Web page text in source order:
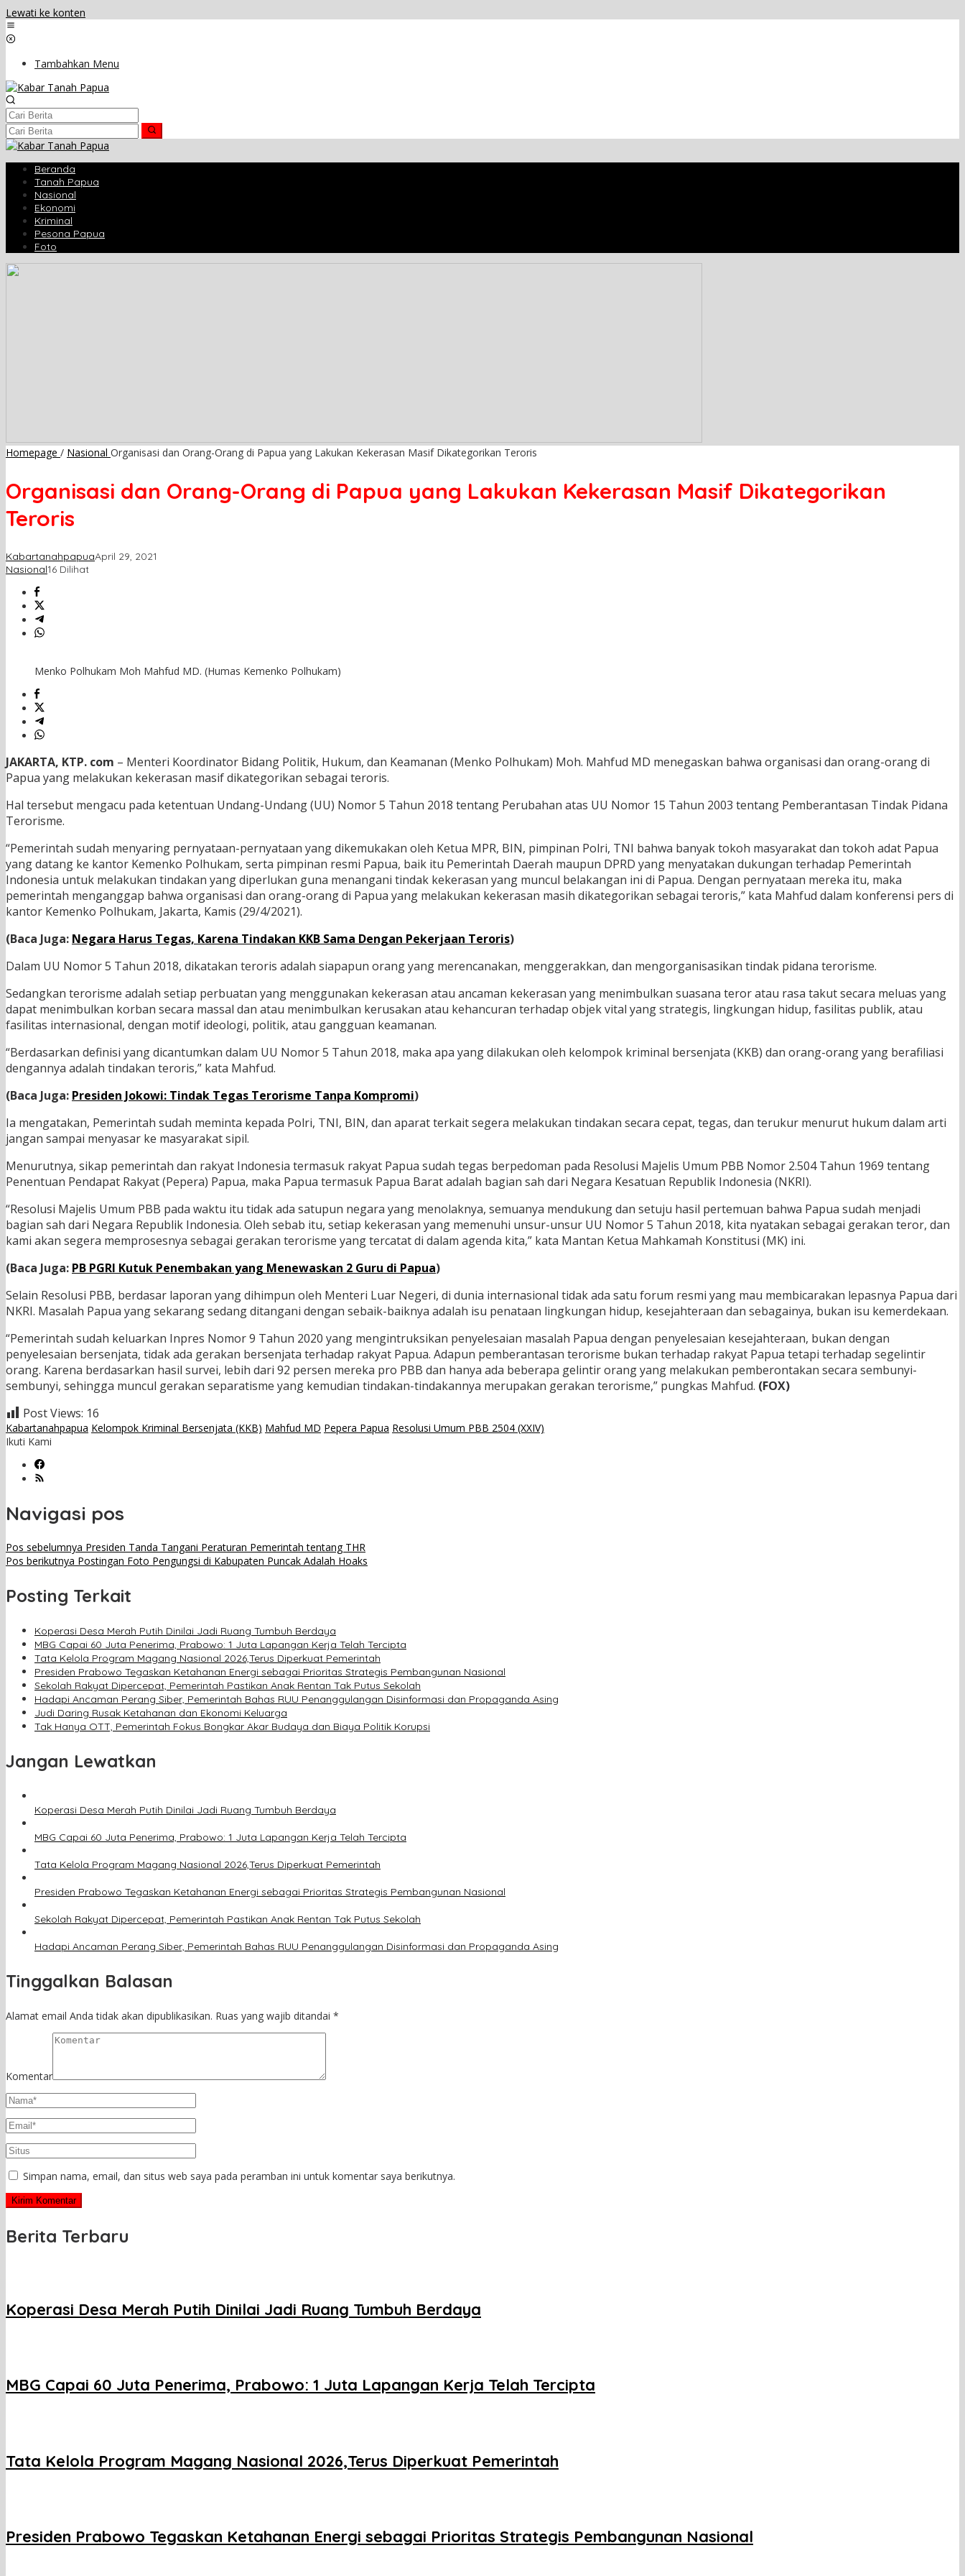
Lewati ke konten
Tambahkan Menu
Beranda
Tanah Papua
Nasional
Ekonomi
Kriminal
Pesona Papua
Foto
Homepage / Nasional Organisasi dan Orang-Orang di Papua yang Lakukan Kekerasan Masif Dikategorikan Teroris
Organisasi dan Orang-Orang di Papua yang Lakukan Kekerasan Masif Dikategorikan
Teroris
KabartanahpapuaApril 29, 2021
Nasional16 Dilihat
Menko Polhukam Moh Mahfud MD. (Humas Kemenko Polhukam)
JAKARTA, KTP. com – Menteri Koordinator Bidang Politik, Hukum, dan Keamanan (Menko Polhukam) Moh. Mahfud MD menegaskan bahwa organisasi dan orang-orang di
Papua yang melakukan kekerasan masif dikategorikan sebagai teroris.
Hal tersebut mengacu pada ketentuan Undang-Undang (UU) Nomor 5 Tahun 2018 tentang Perubahan atas UU Nomor 15 Tahun 2003 tentang Pemberantasan Tindak Pidana
Terorisme.
“Pemerintah sudah menyaring pernyataan-pernyataan yang dikemukakan oleh Ketua MPR, BIN, pimpinan Polri, TNI bahwa banyak tokoh masyarakat dan tokoh adat Papua
yang datang ke kantor Kemenko Polhukam, serta pimpinan resmi Papua, baik itu Pemerintah Daerah maupun DPRD yang menyatakan dukungan terhadap Pemerintah
Indonesia untuk melakukan tindakan yang diperlukan guna menangani tindak kekerasan yang muncul belakangan ini di Papua. Dengan pernyataan mereka itu, maka
pemerintah menganggap bahwa organisasi dan orang-orang di Papua yang melakukan kekerasan masih dikategorikan sebagai teroris,” kata Mahfud dalam konferensi pers di
kantor Kemenko Polhukam, Jakarta, Kamis (29/4/2021).
(Baca Juga: Negara Harus Tegas, Karena Tindakan KKB Sama Dengan Pekerjaan Teroris)
Dalam UU Nomor 5 Tahun 2018, dikatakan teroris adalah siapapun orang yang merencanakan, menggerakkan, dan mengorganisasikan tindak pidana terorisme.
Sedangkan terorisme adalah setiap perbuatan yang menggunakan kekerasan atau ancaman kekerasan yang menimbulkan suasana teror atau rasa takut secara meluas yang
dapat menimbulkan korban secara massal dan atau menimbulkan kerusakan atau kehancuran terhadap objek vital yang strategis, lingkungan hidup, fasilitas publik, atau
fasilitas internasional, dengan motif ideologi, politik, atau gangguan keamanan.
“Berdasarkan definisi yang dicantumkan dalam UU Nomor 5 Tahun 2018, maka apa yang dilakukan oleh kelompok kriminal bersenjata (KKB) dan orang-orang yang berafiliasi
dengannya adalah tindakan teroris,” kata Mahfud.
(Baca Juga: Presiden Jokowi: Tindak Tegas Terorisme Tanpa Kompromi)
Ia mengatakan, Pemerintah sudah meminta kepada Polri, TNI, BIN, dan aparat terkait segera melakukan tindakan secara cepat, tegas, dan terukur menurut hukum dalam arti
jangan sampai menyasar ke masyarakat sipil.
Menurutnya, sikap pemerintah dan rakyat Indonesia termasuk rakyat Papua sudah tegas berpedoman pada Resolusi Majelis Umum PBB Nomor 2.504 Tahun 1969 tentang
Penentuan Pendapat Rakyat (Pepera) Papua, maka Papua termasuk Papua Barat adalah bagian sah dari Negara Kesatuan Republik Indonesia (NKRI).
“Resolusi Majelis Umum PBB pada waktu itu tidak ada satupun negara yang menolaknya, semuanya mendukung dan setuju hasil pertemuan bahwa Papua sudah menjadi
bagian sah dari Negara Republik Indonesia. Oleh sebab itu, setiap kekerasan yang memenuhi unsur-unsur UU Nomor 5 Tahun 2018, kita nyatakan sebagai gerakan teror, dan
kami akan segera memprosesnya sebagai gerakan terorisme yang tercatat di dalam agenda kita,” kata Mantan Ketua Mahkamah Konstitusi (MK) ini.
(Baca Juga: PB PGRI Kutuk Penembakan yang Menewaskan 2 Guru di Papua)
Selain Resolusi PBB, berdasar laporan yang dihimpun oleh Menteri Luar Negeri, di dunia internasional tidak ada satu forum resmi yang mau membicarakan lepasnya Papua dari
NKRI. Masalah Papua yang sekarang sedang ditangani dengan sebaik-baiknya adalah isu penataan lingkungan hidup, kesejahteraan dan sebagainya, bukan isu kemerdekaan.
“Pemerintah sudah keluarkan Inpres Nomor 9 Tahun 2020 yang mengintruksikan penyelesaian masalah Papua dengan penyelesaian kesejahteraan, bukan dengan
penyelesaian bersenjata, tidak ada gerakan bersenjata terhadap rakyat Papua. Adapun pemberantasan terorisme bukan terhadap rakyat Papua tetapi terhadap segelintir
orang. Karena berdasarkan hasil survei, lebih dari 92 persen mereka pro PBB dan hanya ada beberapa gelintir orang yang melakukan pemberontakan secara sembunyi-
sembunyi, sehingga muncul gerakan separatisme yang kemudian tindakan-tindakannya merupakan gerakan terorisme,” pungkas Mahfud. (FOX)
Post Views: 16
Kabartanahpapua Kelompok Kriminal Bersenjata (KKB) Mahfud MD Pepera Papua Resolusi Umum PBB 2504 (XXIV)
Ikuti Kami
Navigasi pos
Pos sebelumnya Presiden Tanda Tangani Peraturan Pemerintah tentang THR
Pos berikutnya Postingan Foto Pengungsi di Kabupaten Puncak Adalah Hoaks
Posting Terkait
Koperasi Desa Merah Putih Dinilai Jadi Ruang Tumbuh Berdaya
MBG Capai 60 Juta Penerima, Prabowo: 1 Juta Lapangan Kerja Telah Tercipta
Tata Kelola Program Magang Nasional 2026,Terus Diperkuat Pemerintah
Presiden Prabowo Tegaskan Ketahanan Energi sebagai Prioritas Strategis Pembangunan Nasional
Sekolah Rakyat Dipercepat, Pemerintah Pastikan Anak Rentan Tak Putus Sekolah
Hadapi Ancaman Perang Siber, Pemerintah Bahas RUU Penanggulangan Disinformasi dan Propaganda Asing
Judi Daring Rusak Ketahanan dan Ekonomi Keluarga
Tak Hanya OTT, Pemerintah Fokus Bongkar Akar Budaya dan Biaya Politik Korupsi
Jangan Lewatkan
Koperasi Desa Merah Putih Dinilai Jadi Ruang Tumbuh Berdaya
MBG Capai 60 Juta Penerima, Prabowo: 1 Juta Lapangan Kerja Telah Tercipta
Tata Kelola Program Magang Nasional 2026,Terus Diperkuat Pemerintah
Presiden Prabowo Tegaskan Ketahanan Energi sebagai Prioritas Strategis Pembangunan Nasional
Sekolah Rakyat Dipercepat, Pemerintah Pastikan Anak Rentan Tak Putus Sekolah
Hadapi Ancaman Perang Siber, Pemerintah Bahas RUU Penanggulangan Disinformasi dan Propaganda Asing
Tinggalkan Balasan
Alamat email Anda tidak akan dipublikasikan. Ruas yang wajib ditandai *
Komentar
Simpan nama, email, dan situs web saya pada peramban ini untuk komentar saya berikutnya.
Berita Terbaru
Koperasi Desa Merah Putih Dinilai Jadi Ruang Tumbuh Berdaya
MBG Capai 60 Juta Penerima, Prabowo: 1 Juta Lapangan Kerja Telah Tercipta
Tata Kelola Program Magang Nasional 2026,Terus Diperkuat Pemerintah
Presiden Prabowo Tegaskan Ketahanan Energi sebagai Prioritas Strategis Pembangunan Nasional